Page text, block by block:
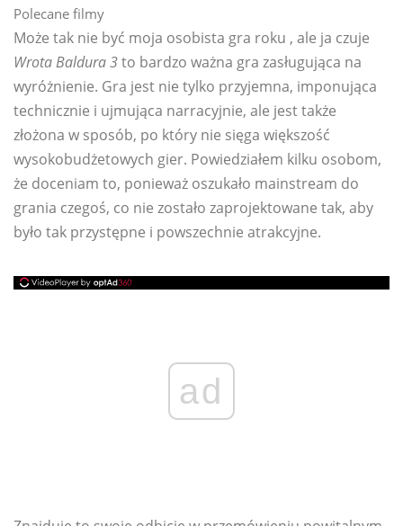
Polecane filmy
Może tak nie być moja osobista gra roku , ale ja czuje
Wrota Baldura 3to bardzo ważna gra zasługująca na
wyróżnienie. Gra jest nie tylko przyjemna, imponująca
technicznie i ujmująca narracyjnie, ale jest także
złożona w sposób, po który nie sięga większość
wysokobudżetowych gier. Powiedziałem kilku osobom,
że doceniam to, ponieważ oszukało mainstream do
grania czegoś, co nie zostało zaprojektowane tak, aby
było tak przystępne i powszechnie atrakcyjne.
ad